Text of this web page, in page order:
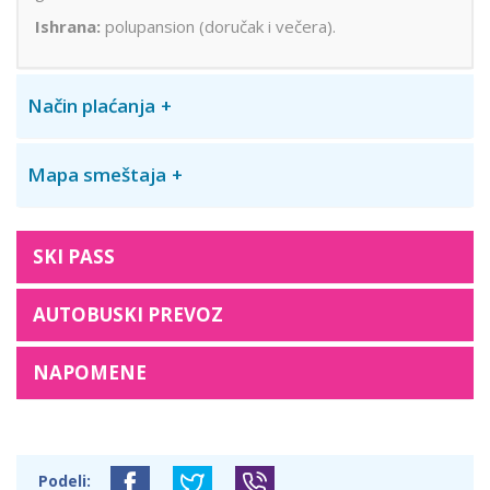
Ishrana: polupansion (doručak i večera).
Način plaćanja
Mapa smeštaja
SKI PASS
AUTOBUSKI PREVOZ
NAPOMENE
Podeli: